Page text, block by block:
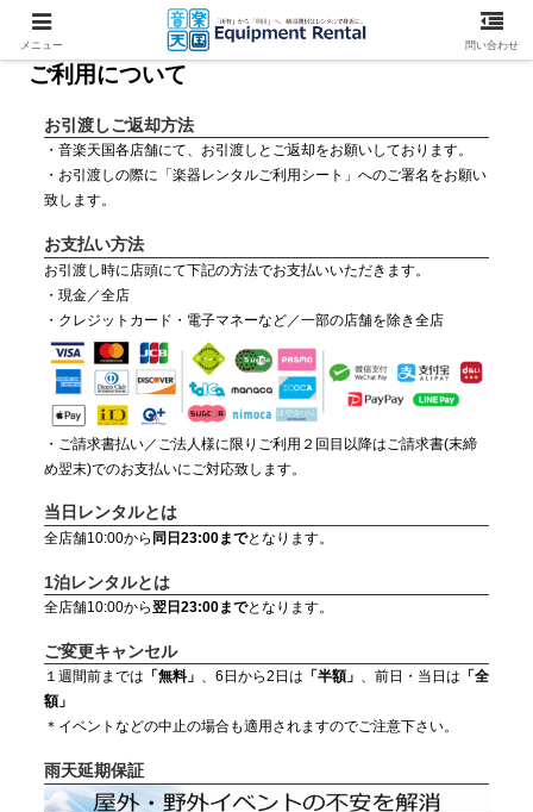
ご利用について
お引渡しご返却方法
・音楽天国各店舗にて、お引渡しとご返却をお願いしております。
・お引渡しの際に「楽器レンタルご利用シート」へのご署名をお願い
致します。
お支払い方法
お引渡し時に店頭にて下記の方法でお支払いいただきます。
・現金／全店
・クレジットカード・電子マネーなど／一部の店舗を除き全店
・ご請求書払い／ご法人様に限りご利用２回目以降はご請求書(末締
め翌末)でのお支払いにご対応致します。
当日レンタルとは
全店舗10:00から 同日23:00までとなります。
1泊レンタルとは
全店舗10:00から翌日23:00までとなります。
ご変更キャンセル
１週間前までは 「無料」 、6日から2日は 「半額」 、前日・当日は 「全
額」
＊イベントなどの中止の場合も適用されますのでご注意下さい。
雨天延期保証
メニュー 問い合わせ